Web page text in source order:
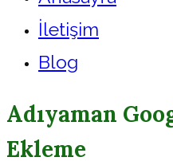
İletişim
Blog
Adıyaman
Ekleme